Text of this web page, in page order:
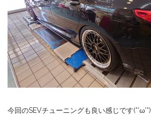
今回のSEVチューニングも良い感じです(*’ω’*)